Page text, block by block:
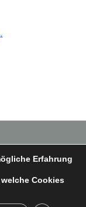
Erfahrung
Cookies